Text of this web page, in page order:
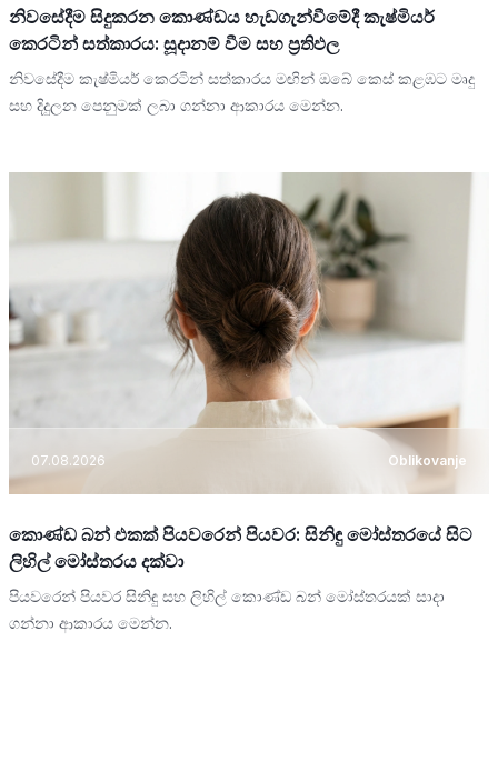
නිවසේදීම සිදුකරන කොණ්ඩය හැඩගැන්වීමේදී කැෂ්මියර්
කෙරටින් සත්කාරය: සූදානම් වීම සහ ප්‍රතිඵල
නිවසේදීම කැෂ්මියර් කෙරටින් සත්කාරය මඟින් ඔබේ කෙස් කළඹට මෘදු
සහ දිදුලන පෙනුමක් ලබා ගන්නා ආකාරය මෙන්න.
07.08.2026 Oblikovanje
කොණ්ඩ බන් එකක් පියවරෙන් පියවර: සිනිඳු මෝස්තරයේ සිට
ලිහිල් මෝස්තරය දක්වා
පියවරෙන් පියවර සිනිඳු සහ ලිහිල් කොණ්ඩ බන් මෝස්තරයක් සාදා
ගන්නා ආකාරය මෙන්න.